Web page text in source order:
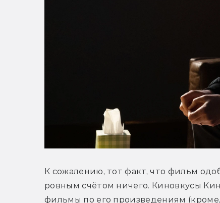
К сожалению, тот факт, что фильм
ровным счётом ничего. Киновкусы
фильмы по его произведениям